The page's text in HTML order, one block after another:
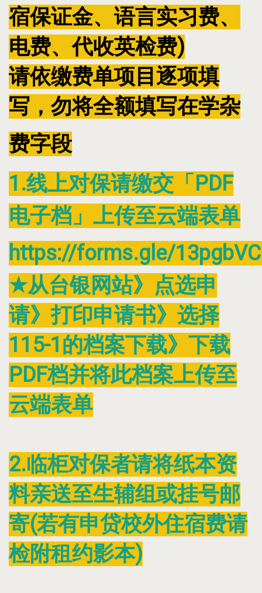
宿保证金、语言实习费、
电费、代收英检费)
请依缴费单项目逐项填
写，勿将全额填写在学杂
费字段
1.线上对保请缴交「PDF
电子档」上传至云端表单
https://forms.gle/
★从台银网站》点选申
请》打印申请书》选择
115-1的档案下载》下载
PDF档并将此档案上传至
云端表单
2.临柜对保者请将纸本资
料亲送至生辅组或挂号邮
寄(若有申贷校外住宿费请
检附租约影本)